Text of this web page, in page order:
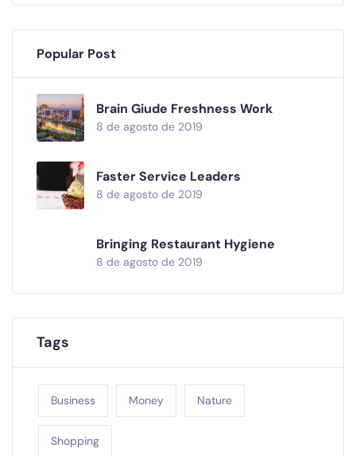
Popular Post
Brain Giude Freshness Work
8 de agosto de 2019
Faster Service Leaders
8 de agosto de 2019
Bringing Restaurant Hygiene
8 de agosto de 2019
Tags
Business Money Nature
Shopping